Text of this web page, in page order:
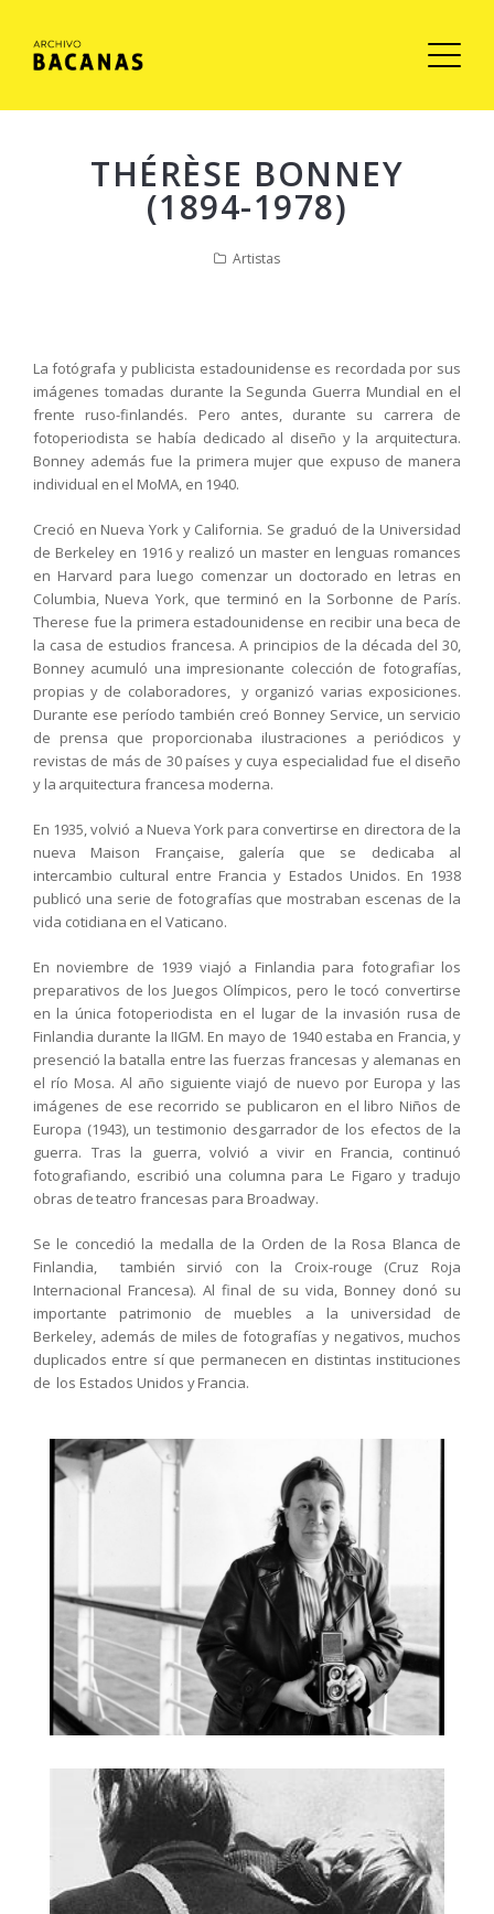
THÉRÈSE BONNEY
(1894-1978)
Artistas
La fotógrafa y publicista estadounidense es recordada por sus
imágenes tomadas durante la Segunda Guerra Mundial en el
frente ruso-finlandés. Pero antes, durante su carrera de
fotoperiodista se había dedicado al diseño y la arquitectura.
Bonney además fue la primera mujer que expuso de manera
individual en el MoMA, en 1940.
Creció en Nueva York y California. Se graduó de la Universidad
de Berkeley en 1916 y realizó un master en lenguas romances
en Harvard para luego comenzar un doctorado en letras en
Columbia, Nueva York, que terminó en la Sorbonne de París.
Therese fue la primera estadounidense en recibir una beca de
la casa de estudios francesa. A principios de la década del 30,
Bonney acumuló una impresionante colección de fotografías,
propias y de colaboradores, y organizó varias exposiciones.
Durante ese período también creó Bonney Service, un servicio
de prensa que proporcionaba ilustraciones a periódicos y
revistas de más de 30 países y cuya especialidad fue el diseño
y la arquitectura francesa moderna.
En 1935, volvió a Nueva York para convertirse en directora de la
nueva Maison Française, galería que se dedicaba al
intercambio cultural entre Francia y Estados Unidos. En 1938
publicó una serie de fotografías que mostraban escenas de la
vida cotidiana en el Vaticano.
En noviembre de 1939 viajó a Finlandia para fotografiar los
preparativos de los Juegos Olímpicos, pero le tocó convertirse
en la única fotoperiodista en el lugar de la invasión rusa de
Finlandia durante la IIGM. En mayo de 1940 estaba en Francia, y
presenció la batalla entre las fuerzas francesas y alemanas en
el río Mosa. Al año siguiente viajó de nuevo por Europa y las
imágenes de ese recorrido se publicaron en el libro Niños de
Europa (1943), un testimonio desgarrador de los efectos de la
guerra. Tras la guerra, volvió a vivir en Francia, continuó
fotografiando, escribió una columna para Le Figaro y tradujo
obras de teatro francesas para Broadway.
Se le concedió la medalla de la Orden de la Rosa Blanca de
Finlandia, también sirvió con la Croix-rouge (Cruz Roja
Internacional Francesa). Al final de su vida, Bonney donó su
importante patrimonio de muebles a la universidad de
Berkeley, además de miles de fotografías y negativos, muchos
duplicados entre sí que permanecen en distintas instituciones
de los Estados Unidos y Francia.